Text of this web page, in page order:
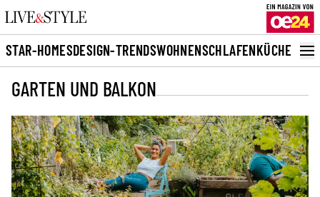
STAR-HOMESDESIGN-TRENDSWOHNENSCHLAFENKÜCHE BAD
GARTEN UND BALKON